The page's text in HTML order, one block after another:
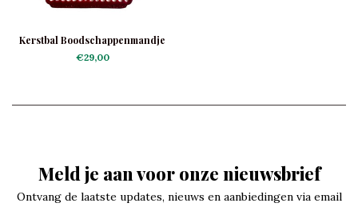
Kerstbal Boodschappenmandje
€29,00
Meld je aan voor onze nieuwsbrief
Ontvang de laatste updates, nieuws en aanbiedingen via email